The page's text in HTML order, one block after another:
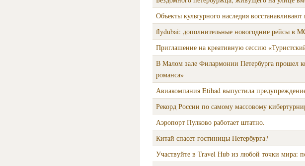
Объекты культурного наследия
flydubai: дополнительные новогодние рейсы в
Приглашение на креативную сессию
В Малом зале Филармонии Петербурга прошел
романса»
Авиакомпания Etihad выпустила
Рекорд России по самому массовому
Аэропорт Пулково работает штатно.
Китай спасет гостиницы Петербурга?
Участвуйте в Travel Hub из любой точки мира: